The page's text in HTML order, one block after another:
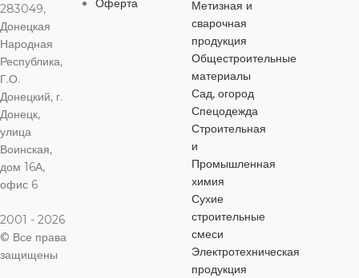
НАПРЯЖЕНИЕ
ОСОБЕННОСТИ
защитное покрытие
СТЕПЕНЬ
ЗАЩИТЫ
IP54
НАПРЯЖЕНИЕ
250 В
283049,
Донецкая
Народная
Республика,
Г.О.
Донецкий, г.
Донецк,
улица
Воинская,
дом 16А,
офис 6
2001 - 2026
© Все права
защищены
Оферта
Метизная и
сварочная
продукция
Общестроительные
материалы
Сад, огород
Спецодежда
Строительная
и
Промышленная
химия
Сухие
строительные
смеси
Электротехническая
продукция